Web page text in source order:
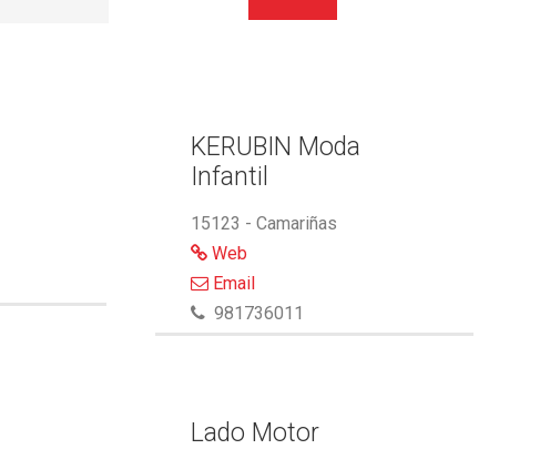
KERUBIN Moda
Infantil
15123 - Camariñas
Web
Email
981736011
Lado Motor